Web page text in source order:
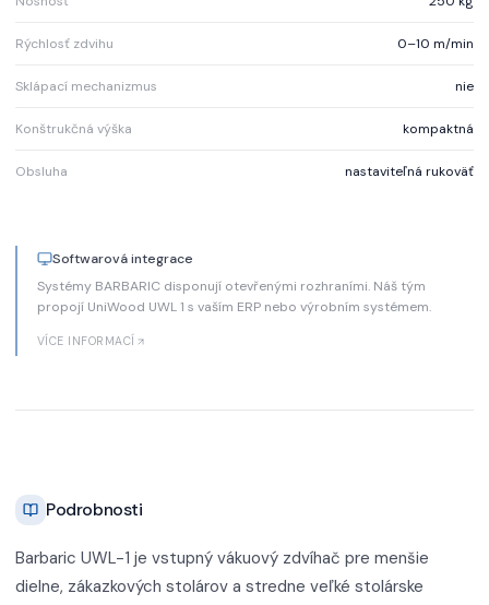
Rýchlosť zdvihu 0–10 m/min
Sklápací mechanizmus nie
Konštrukčná výška kompaktná
Obsluha nastaviteľná rukoväť
Softwarová integrace
Systémy BARBARIC disponují otevřenými rozhraními. Náš tým
propojí UniWood UWL 1 s vaším ERP nebo výrobním systémem.
VÍCE INFORMACÍ
Podrobnosti
Barbaric UWL-1 je vstupný vákuový zdvíhač pre menšie
dielne, zákazkových stolárov a stredne veľké stolárske